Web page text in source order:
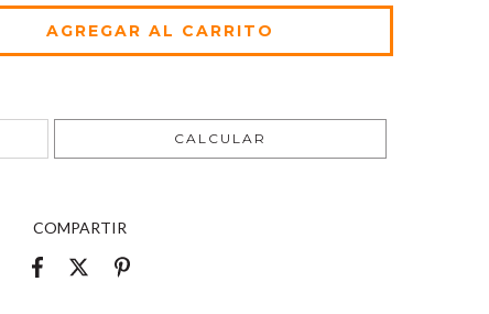
CALCULAR
COMPARTIR